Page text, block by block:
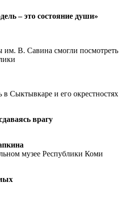
– это состояние души»
им. В. Савина смогли посмотреть
Сыктывкаре и его окрестностях
врагу
музее Республики Коми